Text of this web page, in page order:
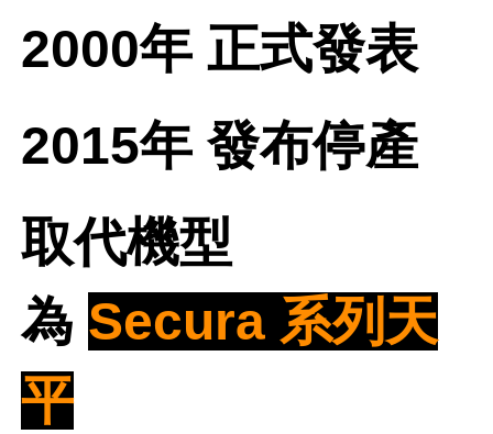
2000年 正式發表
2015年 發布停產
取代機型
為 Secura 系列天
平